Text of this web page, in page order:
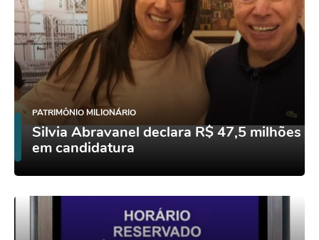
PATRIMÔNIO MILIONÁRIO
Silvia Abravanel declara R$ 47,5 milhões
em candidatura